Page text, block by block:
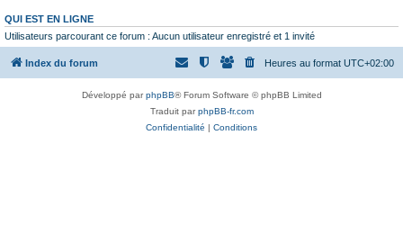
QUI EST EN LIGNE
Utilisateurs parcourant ce forum : Aucun utilisateur enregistré et 1 invité
Index du forum Heures au format UTC+02:00
Développé parphpBB® Forum Software © phpBB Limited
Traduit parphpBB-fr.com
Confidentialité | Conditions